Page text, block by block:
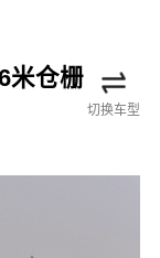
米仓栅
切换车型